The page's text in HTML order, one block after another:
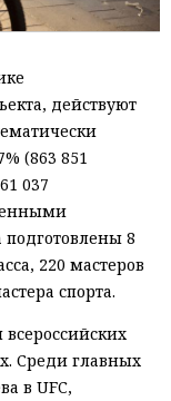
действуют
(863 851
037
подготовлены 8
220 мастеров
спорта.
Среди главных
в UFC,